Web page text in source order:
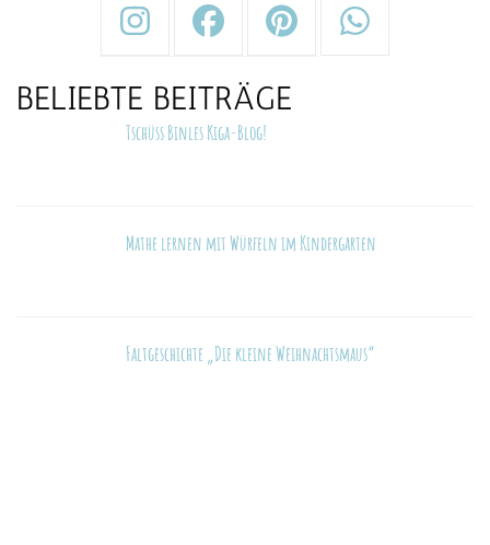
BELIEBTE BEITRÄGE
Tschüss Binles Kiga-Blog!
Mathe lernen mit Würfeln im Kindergarten
Faltgeschichte „Die kleine Weihnachtsmaus“